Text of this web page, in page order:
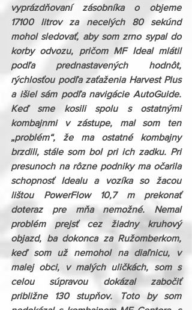
vyprázdňovaní zásobníka o objeme
17100 litrov za necelých 80 sekúnd
mohol sledovať, aby som zrno sypal do
korby odvozu, pričom MF Ideal mlátil
podľa prednastavených hodnôt,
rýchlosťou podľa zaťaženia Harvest Plus
a išiel sám podľa navigácie AutoGuide.
Keď sme kosili spolu s ostatnými
kombajnmi v zástupe, mal som ten
„problém“, že ma ostatné kombajny
brzdili, stále som bol pri ich zadku. Pri
presunoch na rôzne podniky ma očarila
schopnosť Idealu a vozíka so žacou
lištou PowerFlow 10,7 m prekonať
doteraz pre mňa nemožné. Nemal
problém prejsť cez žiadny kruhový
objazd, ba dokonca za Ružomberkom,
keď som už nemohol na diaľnicu, v
malej obci, v malých uličkách, som s
celou súpravou dokázal zabočiť
približne 130 stupňov. Toto by som